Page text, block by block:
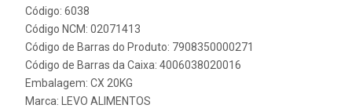
Código: 6038
Código NCM: 02071413
Código de Barras do Produto: 7908350000271
Código de Barras da Caixa: 4006038020016
Embalagem: CX 20KG
Marca:
LEVO ALIMENTOS